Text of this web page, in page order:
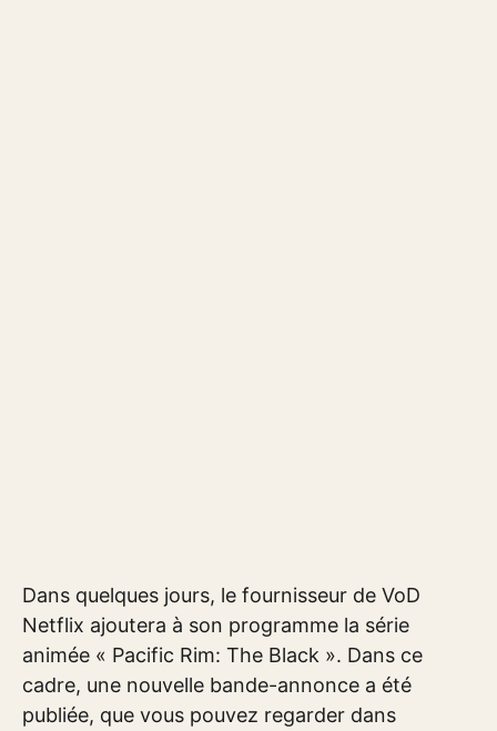
Dans quelques jours, le fournisseur de VoD
Netflix ajoutera à son programme la série
animée « Pacific Rim: The Black ». Dans ce
cadre, une nouvelle bande-annonce a été
publiée, que vous pouvez regarder dans